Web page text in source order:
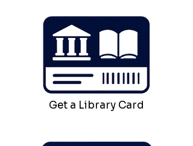
Get a Library Card